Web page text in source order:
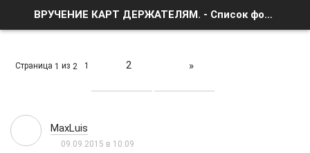
ВРУЧЕНИЕ КАРТ ДЕРЖАТЕЛЯМ. - Список форумов
Страница 1 из 2 1 2 »
MaxLuis
09.09.2015 в 10:09